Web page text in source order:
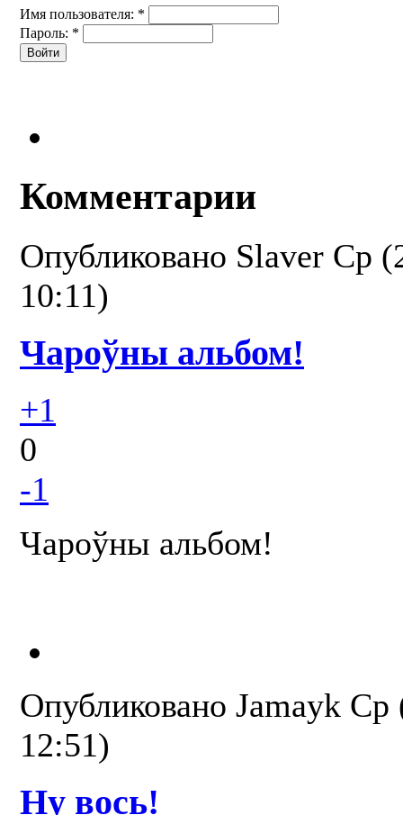
Имя пользователя: *
Пароль: *
Комментарии
Опубликовано Slaver Ср
10:11)
Чароўны альбом!
+1
0
-1
Чароўны альбом!
Опубликовано Jamayk Ср
12:51)
Ну вось!